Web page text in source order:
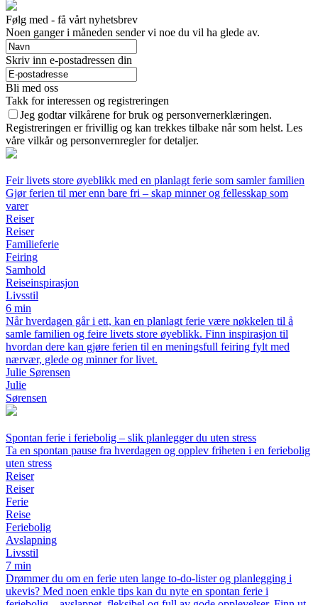
Følg med - få vårt nyhetsbrev
Noen ganger i måneden sender vi noe du vil ha glede av.
Skriv inn e-postadressen din
Bli med oss
Takk for interessen og registreringen
Jeg godtar vilkårene for bruk og personvernerklæringen.
Registreringen er frivillig og kan trekkes tilbake når som helst. Les
våre vilkår og personvernregler for detaljer.
Feir livets store øyeblikk med en planlagt ferie som samler familien
Gjør ferien til mer enn bare fri – skap minner og fellesskap som
varer
Reiser
Reiser
Familieferie
Feiring
Samhold
Reiseinspirasjon
Livsstil
6 min
Når hverdagen går i ett, kan en planlagt ferie være nøkkelen til å
samle familien og feire livets store øyeblikk. Finn inspirasjon til
hvordan dere kan gjøre ferien til en meningsfull feiring fylt med
nærvær, glede og minner for livet.
Julie Sørensen
Julie
Sørensen
Spontan ferie i feriebolig – slik planlegger du uten stress
Ta en spontan pause fra hverdagen og opplev friheten i en feriebolig
uten stress
Reiser
Reiser
Ferie
Reise
Feriebolig
Avslapning
Livsstil
7 min
Drømmer du om en ferie uten lange to-do-lister og planlegging i
ukevis? Med noen enkle tips kan du nyte en spontan ferie i